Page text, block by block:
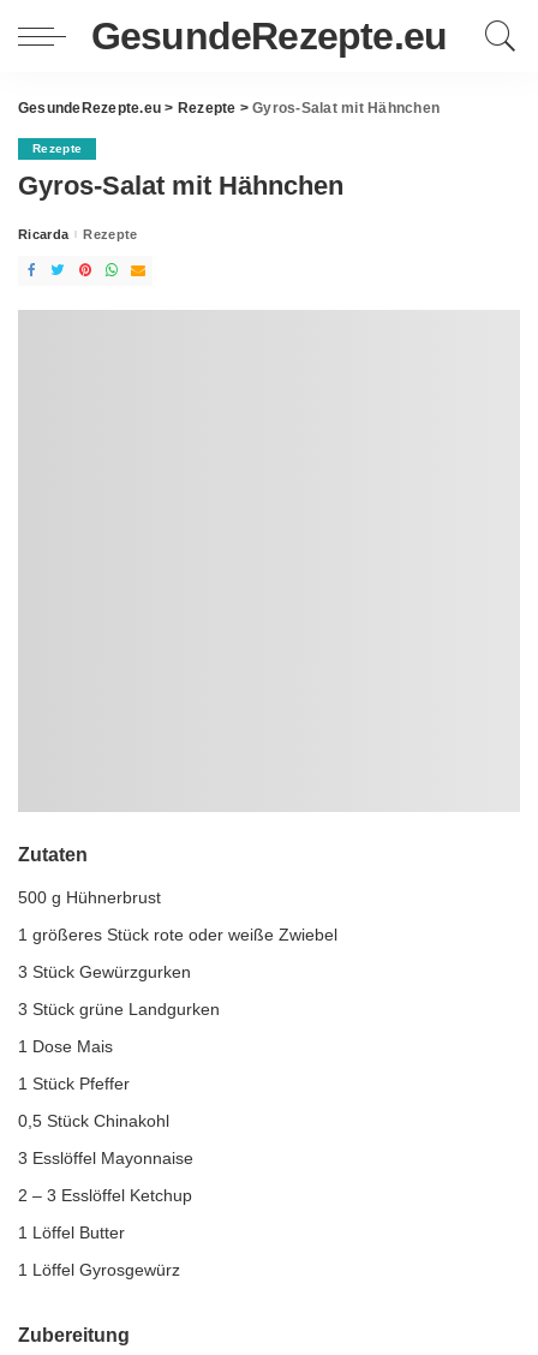
GesundeRezepte.eu
GesundeRezepte.eu > Rezepte >Gyros-Salat mit Hähnchen
Rezepte
Gyros-Salat mit Hähnchen
Posted
Ricarda Rezepte
Zutaten
500 g Hühnerbrust
1 größeres Stück rote oder weiße Zwiebel
3 Stück Gewürzgurken
3 Stück grüne Landgurken
1 Dose Mais
1 Stück Pfeffer
0,5 Stück Chinakohl
3 Esslöffel Mayonnaise
2 – 3 Esslöffel Ketchup
1 Löffel Butter
1 Löffel Gyrosgewürz
Zubereitung